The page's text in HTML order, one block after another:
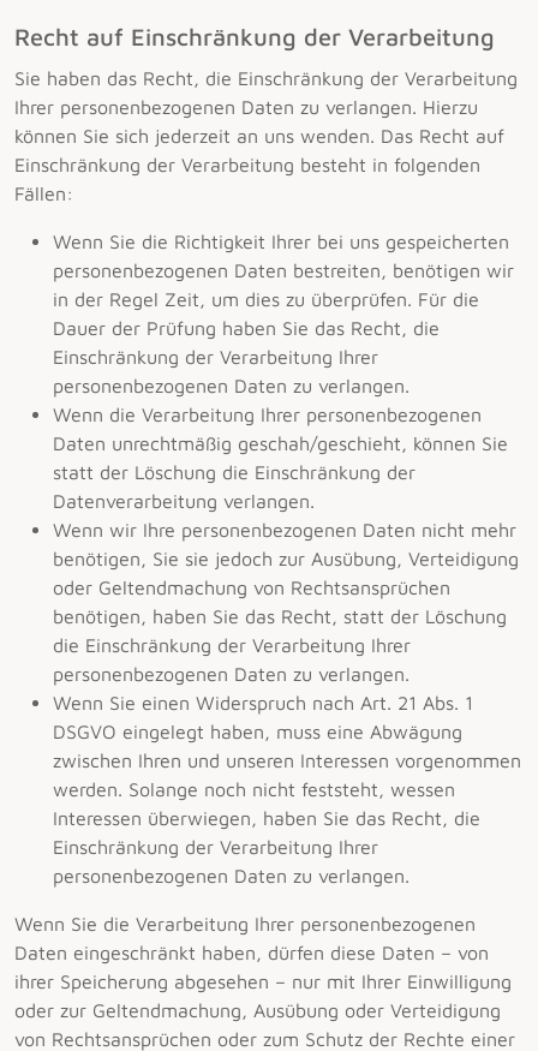
Recht auf Einschränkung der Verarbeitung
Sie haben das Recht, die Einschränkung der Verarbeitung
Ihrer personenbezogenen Daten zu verlangen. Hierzu
können Sie sich jederzeit an uns wenden. Das Recht auf
Einschränkung der Verarbeitung besteht in folgenden
Fällen:
Wenn Sie die Richtigkeit Ihrer bei uns gespeicherten
personenbezogenen Daten bestreiten, benötigen wir
in der Regel Zeit, um dies zu überprüfen. Für die
Dauer der Prüfung haben Sie das Recht, die
Einschränkung der Verarbeitung Ihrer
personenbezogenen Daten zu verlangen.
Wenn die Verarbeitung Ihrer personenbezogenen
Daten unrechtmäßig geschah/geschieht, können Sie
statt der Löschung die Einschränkung der
Datenverarbeitung verlangen.
Wenn wir Ihre personenbezogenen Daten nicht mehr
benötigen, Sie sie jedoch zur Ausübung, Verteidigung
oder Geltendmachung von Rechtsansprüchen
benötigen, haben Sie das Recht, statt der Löschung
die Einschränkung der Verarbeitung Ihrer
personenbezogenen Daten zu verlangen.
Wenn Sie einen Widerspruch nach Art. 21 Abs. 1
DSGVO eingelegt haben, muss eine Abwägung
zwischen Ihren und unseren Interessen vorgenommen
werden. Solange noch nicht feststeht, wessen
Interessen überwiegen, haben Sie das Recht, die
Einschränkung der Verarbeitung Ihrer
personenbezogenen Daten zu verlangen.
Wenn Sie die Verarbeitung Ihrer personenbezogenen
Daten eingeschränkt haben, dürfen diese Daten – von
ihrer Speicherung abgesehen – nur mit Ihrer Einwilligung
oder zur Geltendmachung, Ausübung oder Verteidigung
von Rechtsansprüchen oder zum Schutz der Rechte einer